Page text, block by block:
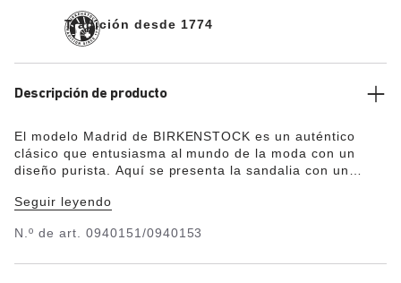
Tradición desde 1774
Descripción de producto
El modelo Madrid de BIRKENSTOCK es un auténtico
clásico que entusiasma al mundo de la moda con un
diseño purista. Aquí se presenta la sandalia con un
está hecho de Birko-Flor®, material sintético respetuoso
Seguir leyendo
N.º de art. 0940151/0940153